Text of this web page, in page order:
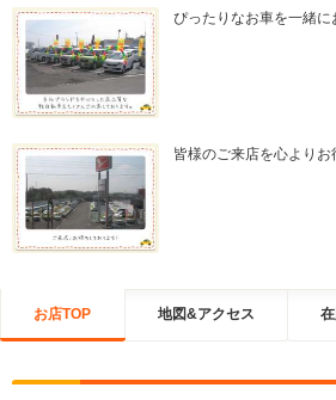
ぴったりなお車を一緒に
皆様のご来店を心よりお
お店TOP 地図&アクセス